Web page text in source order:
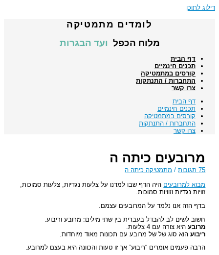
לתוכן
לומדים מתמטיקה
מלוח הכפלועד הבגרות
דף הבית
תכנים חינמיים
קורסים במתמטיקה
התחברות / התנתקות
צרו קשר
דף הבית
תכנים חינמיים
קורסים במתמטיקה
התחברות / התנתקות
צרו קשר
מרובעים כיתה ה
/מתמטיקה כיתה ה
מבוא למרובעיםהיה הדף שבו למדנו על צלעות נגדיות, צלעות סמוכות,
זוויות נגדיות וזוויות סמוכות.
בדף הזה אנו נלמד על המרובעים עצמם.
חשוב לשים לב להבדל בעברית בין שתי מילים: מרובע וריבוע.
מרובעהיא צורה עם 4 צלעות.
ריבועהוא סוג של של מרובע עם תכונות מאוד מיוחדות.
הרבה פעמים אומרים “ריבוע” אך זו טעות והכוונה היא בעצם למרובע.